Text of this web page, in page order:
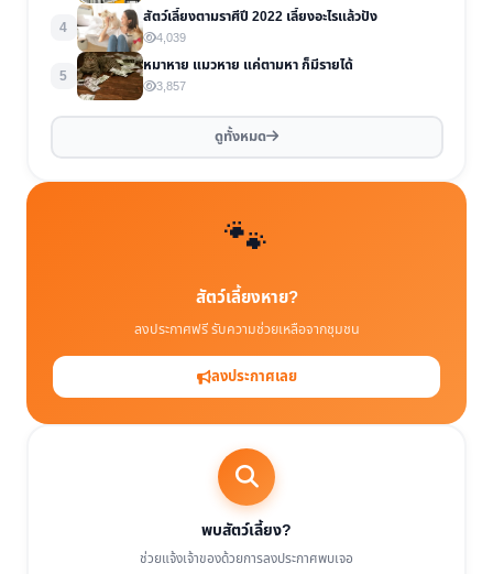
4 สัตว์เลี้ยงตามราศีปี 2022 เลี้ยงอะไรแล้วปัง
4,039
5 หมาหาย แมวหาย แค่ตามหา ก็มีรายได้
3,857
ดูทั้งหมด
🐾
สัตว์เลี้ยงหาย?
ลงประกาศฟรี รับความช่วยเหลือจากชุมชน
ลงประกาศเลย
พบสัตว์เลี้ยง?
ช่วยแจ้งเจ้าของด้วยการลงประกาศพบเจอ